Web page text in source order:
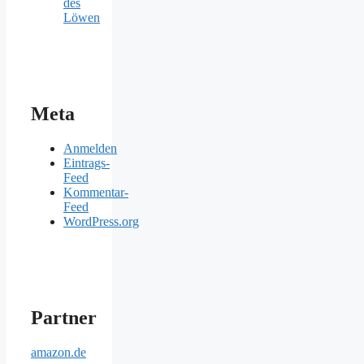
des
Löwen
Meta
Anmelden
Eintrags-
Feed
Kommentar-
Feed
WordPress.org
Partner
amazon.de